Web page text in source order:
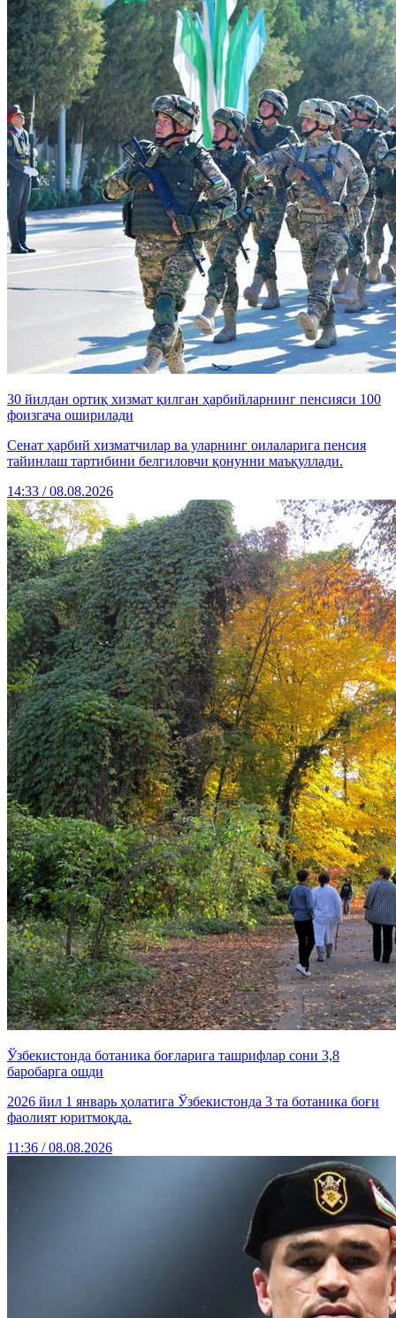
30 йилдан ортиқ хизмат қилган ҳарбийларнинг пенсияси 100
фоизгача оширилади
Сенат ҳарбий хизматчилар ва уларнинг оилаларига пенсия
тайинлаш тартибини белгиловчи қонунни маъқуллади.
14:33 / 08.08.2026
Ўзбекистонда ботаника боғларига ташрифлар сони 3,8
баробарга ошди
2026 йил 1 январь ҳолатига Ўзбекистонда 3 та ботаника боғи
фаолият юритмоқда.
11:36 / 08.08.2026